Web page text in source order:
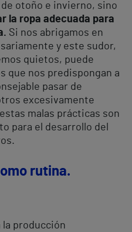
otoño e invierno, sino
la ropa adecuada para
Si nos abrigamos en
y este sudor,
quietos, puede
que nos predispongan a
pasar de
excesivamente
malas prácticas son
para el desarrollo del
rutina.
producción